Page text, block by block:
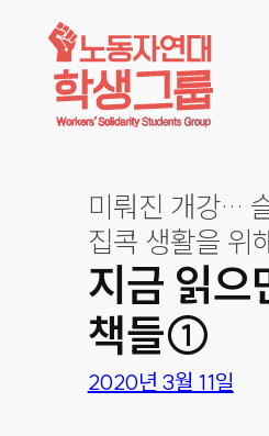
콘텐츠로
바로가기
미뤄진 개강…
집콕 생활을 위
지금 읽으
책들①
2020년 3월 11일